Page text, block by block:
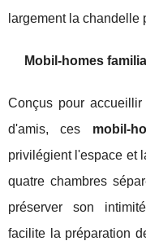
largement la chandelle
Mobil-homes
Conçus pour
d'amis, ces mobil-
privilégient l'espace et
quatre chambres
préserver son
facilite la préparation